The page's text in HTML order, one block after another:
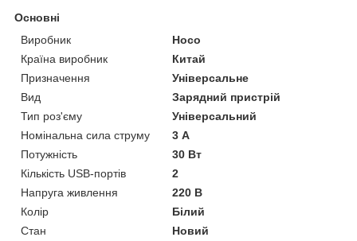
Основні
Виробник
Hoco
Країна виробник
Китай
Призначення
Універсальне
Вид
Зарядний пристрій
Тип роз'єму
Універсальний
Номінальна сила струму
3 А
Потужність
30 Вт
Кількість USB-портів
2
Напруга живлення
220 В
Колір
Білий
Стан
Новий